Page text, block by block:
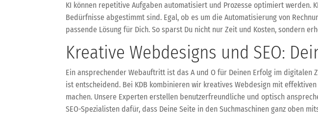
KI können repetitive Aufgaben automatisiert und Prozesse optimiert werden.
Bedürfnisse abgestimmt sind. Egal, ob es um die Automatisierung von
passende Lösung für Dich. So sparst Du nicht nur Zeit und Kosten, sondern
Kreative Webdesigns und SEO:
Ein ansprechender Webauftritt ist das A und O für Deinen Erfolg im digitalen
ist entscheidend. Bei KDB kombinieren wir kreatives Webdesign mit
machen. Unsere Experten erstellen benutzerfreundliche und optisch
SEO-Spezialisten dafür, dass Deine Seite in den Suchmaschinen ganz oben